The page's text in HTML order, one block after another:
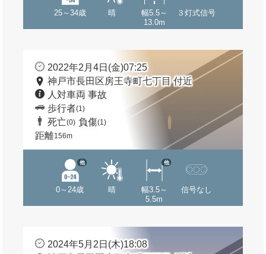
25～34歳 晴
幅5.5～
13.0m
３灯式信号
2022年2月4日(金)07:25
神戸市長田区房王寺町七丁目 付近
人対車両 事故
歩行者(1)
死亡(0) 負傷(1)
距離156m
0～24歳
他
晴
幅3.5～
5.5m
他
信号なし
2024年5月2日(木)18:08